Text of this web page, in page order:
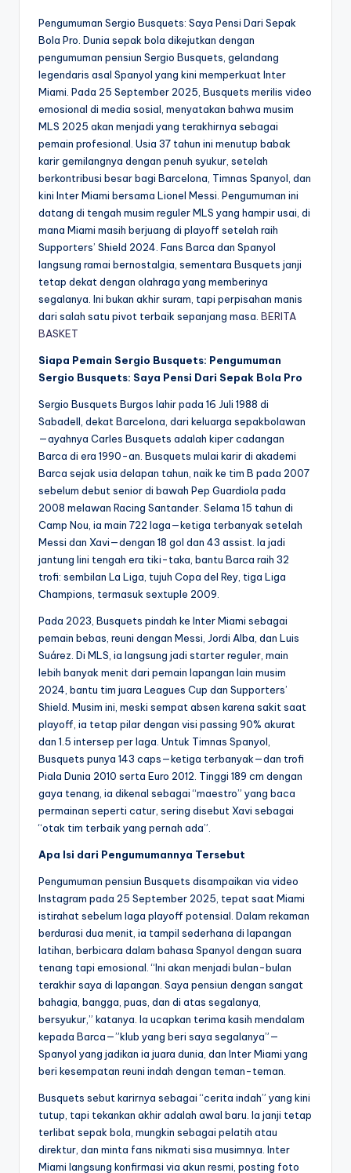
Pengumuman Sergio Busquets: Saya Pensi Dari Sepak
Bola Pro. Dunia sepak bola dikejutkan dengan
pengumuman pensiun Sergio Busquets, gelandang
legendaris asal Spanyol yang kini memperkuat Inter
Miami. Pada 25 September 2025, Busquets merilis video
emosional di media sosial, menyatakan bahwa musim
MLS 2025 akan menjadi yang terakhirnya sebagai
pemain profesional. Usia 37 tahun ini menutup babak
karir gemilangnya dengan penuh syukur, setelah
berkontribusi besar bagi Barcelona, Timnas Spanyol, dan
kini Inter Miami bersama Lionel Messi. Pengumuman ini
datang di tengah musim reguler MLS yang hampir usai, di
mana Miami masih berjuang di playoff setelah raih
Supporters’ Shield 2024. Fans Barca dan Spanyol
langsung ramai bernostalgia, sementara Busquets janji
tetap dekat dengan olahraga yang memberinya
segalanya. Ini bukan akhir suram, tapi perpisahan manis
dari salah satu pivot terbaik sepanjang masa. BERITA
BASKET
Siapa Pemain Sergio Busquets: Pengumuman
Sergio Busquets: Saya Pensi Dari Sepak Bola Pro
Sergio Busquets Burgos lahir pada 16 Juli 1988 di
Sabadell, dekat Barcelona, dari keluarga sepakbolawan
—ayahnya Carles Busquets adalah kiper cadangan
Barca di era 1990-an. Busquets mulai karir di akademi
Barca sejak usia delapan tahun, naik ke tim B pada 2007
sebelum debut senior di bawah Pep Guardiola pada
2008 melawan Racing Santander. Selama 15 tahun di
Camp Nou, ia main 722 laga—ketiga terbanyak setelah
Messi dan Xavi—dengan 18 gol dan 43 assist. Ia jadi
jantung lini tengah era tiki-taka, bantu Barca raih 32
trofi: sembilan La Liga, tujuh Copa del Rey, tiga Liga
Champions, termasuk sextuple 2009.
Pada 2023, Busquets pindah ke Inter Miami sebagai
pemain bebas, reuni dengan Messi, Jordi Alba, dan Luis
Suárez. Di MLS, ia langsung jadi starter reguler, main
lebih banyak menit dari pemain lapangan lain musim
2024, bantu tim juara Leagues Cup dan Supporters’
Shield. Musim ini, meski sempat absen karena sakit saat
playoff, ia tetap pilar dengan visi passing 90% akurat
dan 1.5 intersep per laga. Untuk Timnas Spanyol,
Busquets punya 143 caps—ketiga terbanyak—dan trofi
Piala Dunia 2010 serta Euro 2012. Tinggi 189 cm dengan
gaya tenang, ia dikenal sebagai “maestro” yang baca
permainan seperti catur, sering disebut Xavi sebagai
“otak tim terbaik yang pernah ada”.
Apa Isi dari Pengumumannya Tersebut
Pengumuman pensiun Busquets disampaikan via video
Instagram pada 25 September 2025, tepat saat Miami
istirahat sebelum laga playoff potensial. Dalam rekaman
berdurasi dua menit, ia tampil sederhana di lapangan
latihan, berbicara dalam bahasa Spanyol dengan suara
tenang tapi emosional. “Ini akan menjadi bulan-bulan
terakhir saya di lapangan. Saya pensiun dengan sangat
bahagia, bangga, puas, dan di atas segalanya,
bersyukur,” katanya. Ia ucapkan terima kasih mendalam
kepada Barca—”klub yang beri saya segalanya”—
Spanyol yang jadikan ia juara dunia, dan Inter Miami yang
beri kesempatan reuni indah dengan teman-teman.
Busquets sebut karirnya sebagai “cerita indah” yang kini
tutup, tapi tekankan akhir adalah awal baru. Ia janji tetap
terlibat sepak bola, mungkin sebagai pelatih atau
direktur, dan minta fans nikmati sisa musimnya. Inter
Miami langsung konfirmasi via akun resmi, posting foto